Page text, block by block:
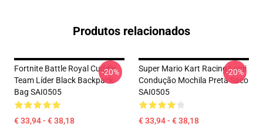
Produtos relacionados
Fortnite Battle Royal Cuddle
Team Líder Black Backpack
Bag SAI0505
€ 33,94 - € 38,18
-20%
Super Mario Kart Racing Luigi
Condução Mochila Preta Saco
SAI0505
€ 33,94 - € 38,18
-20%